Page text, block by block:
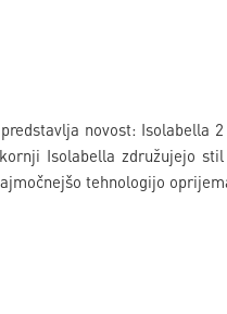
novost:
Isolabella združujejo
tehnologijo